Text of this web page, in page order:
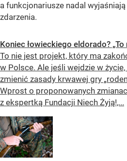
a funkcjonariusze nadal
zdarzenia.
Koniec łowieckiego eldorado? „To
To nie jest projekt, który ma
w Polsce. Ale jeśli wejdzie w
zmienić zasady krwawej gry
Wprost o proponowanych
z ekspertką Fundacji Niech Żyją!,...